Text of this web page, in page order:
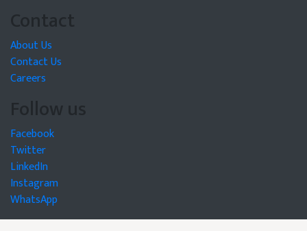
Contact
About Us
Contact Us
Careers
Follow us
Facebook
Twitter
LinkedIn
Instagram
WhatsApp